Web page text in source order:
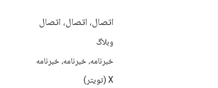
اتصال، اتصال، اتصال
وبلاگ
خبرنامه، خبرنامه، خبرنامه
X (تویتر)